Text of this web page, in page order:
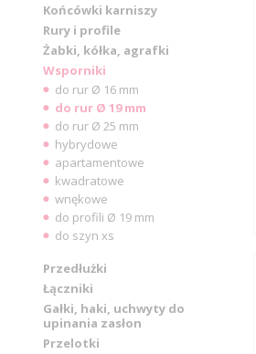
Końcówki karniszy
Rury i profile
Żabki, kółka, agrafki
Wsporniki
do rur Ø 16 mm
do rur Ø 19 mm
do rur Ø 25 mm
hybrydowe
apartamentowe
kwadratowe
wnękowe
do profili Ø 19 mm
do szyn xs
Przedłużki
Łączniki
Gałki, haki, uchwyty do
upinania zasłon
Przelotki